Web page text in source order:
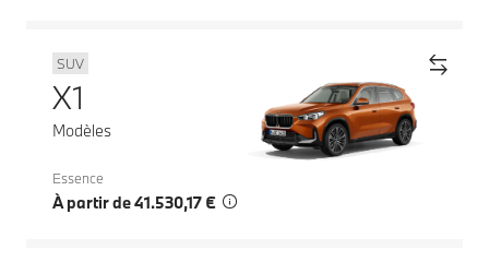
SUV
X1
Modèles
Essence
À partir de 41.530,17 €